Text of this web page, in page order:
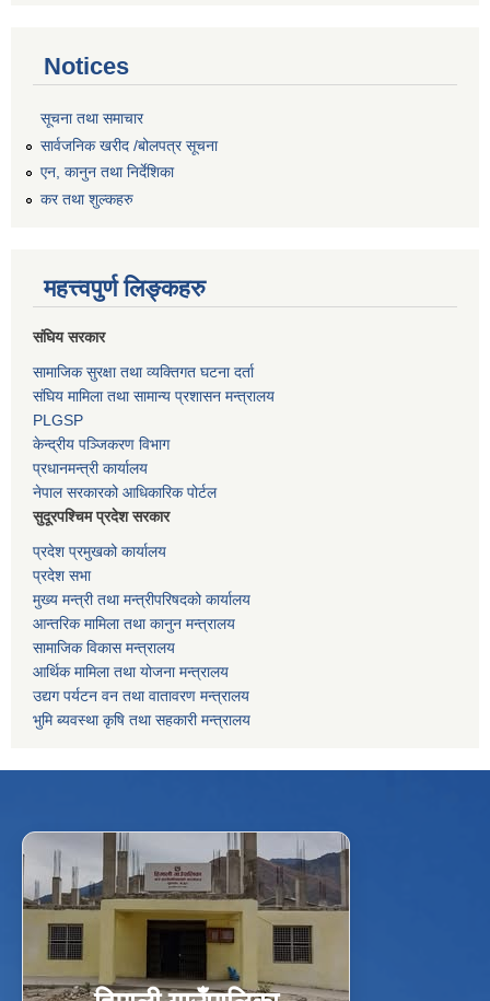
Notices
सूचना तथा समाचार
सार्वजनिक खरीद /बोलपत्र सूचना
एन, कानुन तथा निर्देशिका
कर तथा शुल्कहरु
महत्त्वपुर्ण लिङ्कहरु
संघिय सरकार
सामाजिक सुरक्षा तथा व्यक्तिगत घटना दर्ता
संघिय मामिला तथा सामान्य प्रशासन मन्त्रालय
PLGSP
केन्द्रीय पञ्जिकरण विभाग
प्रधानमन्त्री कार्यालय
नेपाल सरकारको आधिकारिक पोर्टल
सुदूरपश्चिम प्रदेश सरकार
प्रदेश प्रमुखको कार्यालय
प्रदेश सभा
मुख्य मन्त्री तथा मन्त्रीपरिषदको कार्यालय
आन्तरिक मामिला तथा कानुन मन्त्रालय
सामाजिक विकास मन्त्रालय
आर्थिक मामिला तथा योजना मन्त्रालय
उद्यग पर्यटन वन तथा वातावरण मन्त्रालय
भुमि ब्यवस्था कृषि तथा सहकारी मन्त्रालय
f Facebook ⋯